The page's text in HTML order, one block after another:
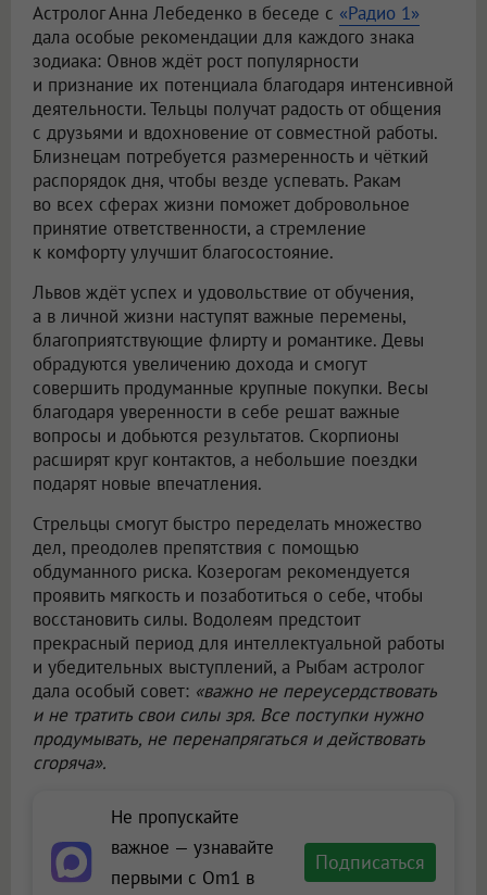
Астролог Анна Лебеденко в беседе с «Радио 1»
дала особые рекомендации для каждого знака
зодиака: Овнов ждёт рост популярности
и признание их потенциала благодаря интенсивной
деятельности. Тельцы получат радость от общения
с друзьями и вдохновение от совместной работы.
Близнецам потребуется размеренность и чёткий
распорядок дня, чтобы везде успевать. Ракам
во всех сферах жизни поможет добровольное
принятие ответственности, а стремление
к комфорту улучшит благосостояние.
Львов ждёт успех и удовольствие от обучения,
а в личной жизни наступят важные перемены,
благоприятствующие флирту и романтике. Девы
обрадуются увеличению дохода и смогут
совершить продуманные крупные покупки. Весы
благодаря уверенности в себе решат важные
вопросы и добьются результатов. Скорпионы
расширят круг контактов, а небольшие поездки
подарят новые впечатления.
Стрельцы смогут быстро переделать множество
дел, преодолев препятствия с помощью
обдуманного риска. Козерогам рекомендуется
проявить мягкость и позаботиться о себе, чтобы
восстановить силы. Водолеям предстоит
прекрасный период для интеллектуальной работы
и убедительных выступлений, а Рыбам астролог
дала особый совет: «важно не переусердствовать
и не тратить свои силы зря. Все поступки нужно
продумывать, не перенапрягаться и действовать
сгоряча».
Не пропускайте
важное — узнавайте
первыми с Om1 в
Подписаться